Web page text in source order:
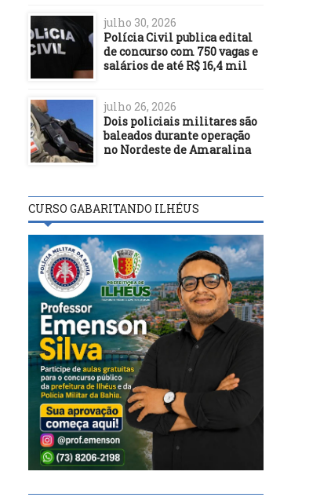
100 municípios participam
da III Teia dos Pontos de
Cultura em Feira de Santana
digital
julho 30, 2026
Polícia Civil publica edital
de concurso com 750 vagas e
salários de até R$ 16,4 mil
julho 26, 2026
Dois policiais militares são
baleados durante operação
no Nordeste de Amaralina
CURSO GABARITANDO ILHÉUS